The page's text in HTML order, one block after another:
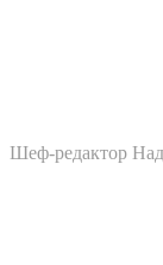
Шеф-редактор